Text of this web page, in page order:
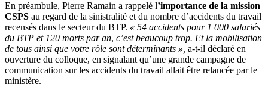
En préambule, Pierre Ramain a rappelé l’importance de la mission
CSPS au regard de la sinistralité et du nombre d’accidents du travail
recensés dans le secteur du BTP. « 54 accidents pour 1 000 salariés
du BTP et 120 morts par an, c’est beaucoup trop. Et la mobilisation
de tous ainsi que votre rôle sont déterminants », a-t-il déclaré en
ouverture du colloque, en signalant qu’une grande campagne de
communication sur les accidents du travail allait être relancée par le
ministère.